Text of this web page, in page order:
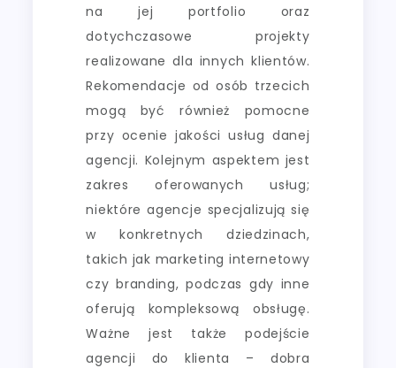
na jej portfolio oraz
dotychczasowe projekty
realizowane dla innych klientów.
Rekomendacje od osób trzecich
mogą być również pomocne
przy ocenie jakości usług danej
agencji. Kolejnym aspektem jest
zakres oferowanych usług;
niektóre agencje specjalizują się
w konkretnych dziedzinach,
takich jak marketing internetowy
czy branding, podczas gdy inne
oferują kompleksową obsługę.
Ważne jest także podejście
agencji do klienta – dobra